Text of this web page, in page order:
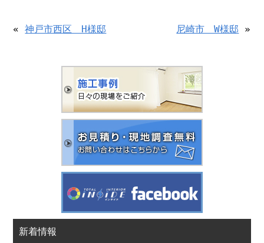
«神戸市西区 H様邸 尼崎市 W様邸 »
新着情報